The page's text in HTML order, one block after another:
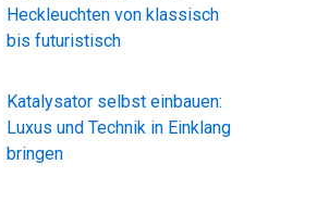
Heckleuchten von klassisch
bis futuristisch
Katalysator selbst einbauen:
Luxus und Technik in Einklang
bringen